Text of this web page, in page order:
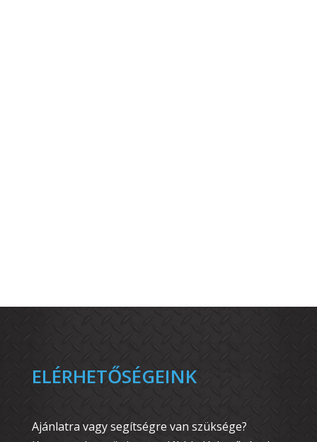
ELÉRHETŐSÉGEINK
Ajánlatra vagy segítségre van szüksége?